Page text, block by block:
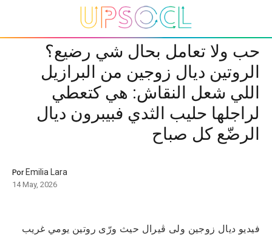
حب ولا تعامل بحال شي رضيع؟
الروتين ديال زوجين من البرازيل
اللي شعل النقاش: هي كتعطي
لراجلها حليب الثدي فبيبرون ديال
الرضّع كل صباح
Por Emilia Lara
14 May, 2026
فيديو ديال زوجين ولى ڤيرال حيث ورّى روتين يومي غريب